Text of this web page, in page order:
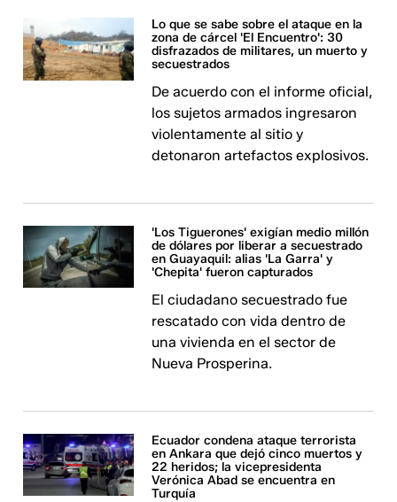
Lo que se sabe sobre el ataque en la
zona de cárcel 'El Encuentro': 30
disfrazados de militares, un muerto y
secuestrados
De acuerdo con el informe oficial,
los sujetos armados ingresaron
violentamente al sitio y
detonaron artefactos explosivos.
'Los Tiguerones' exigían medio millón
de dólares por liberar a secuestrado
en Guayaquil: alias 'La Garra' y
'Chepita' fueron capturados
El ciudadano secuestrado fue
rescatado con vida dentro de
una vivienda en el sector de
Nueva Prosperina.
Ecuador condena ataque terrorista
en Ankara que dejó cinco muertos y
22 heridos; la vicepresidenta
Verónica Abad se encuentra en
Turquía